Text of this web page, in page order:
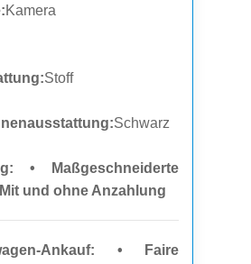
Kamera
Stoff
Schwarz
• Maßgeschneiderte
und ohne Anzahlung
Ankauf: • Faire